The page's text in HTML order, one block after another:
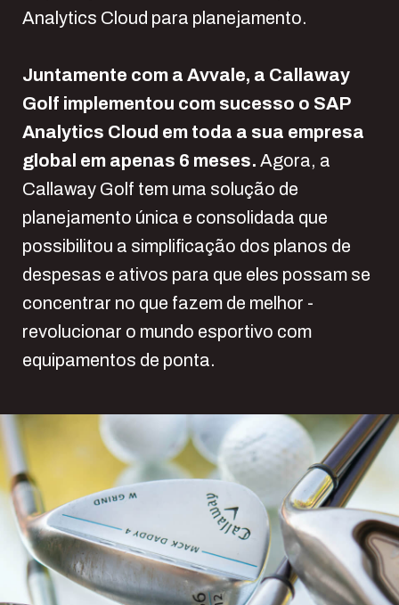
Analytics Cloud para planejamento.
Juntamente com a Avvale, a Callaway
Golf implementou com sucesso o SAP
Analytics Cloud em toda a sua empresa
global em apenas 6 meses. Agora, a
Callaway Golf tem uma solução de
planejamento única e consolidada que
possibilitou a simplificação dos planos de
despesas e ativos para que eles possam se
concentrar no que fazem de melhor -
revolucionar o mundo esportivo com
equipamentos de ponta.